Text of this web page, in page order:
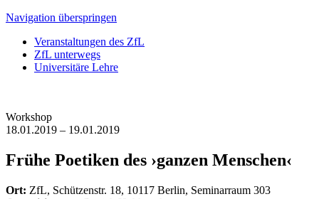
Navigation überspringen
Veranstaltungen des ZfL
ZfL unterwegs
Universitäre Lehre
Workshop
18.01.2019 – 19.01.2019
Frühe Poetiken des ›ganzen Menschen‹
Ort: ZfL, Schützenstr. 18, 10117 Berlin, Seminarraum 303